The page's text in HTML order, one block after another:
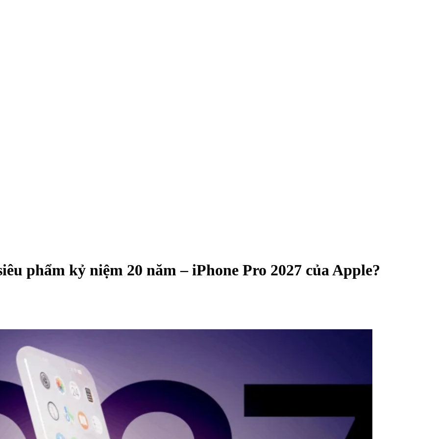
phẩm kỷ niệm 20 năm – iPhone Pro 2027 của Apple?